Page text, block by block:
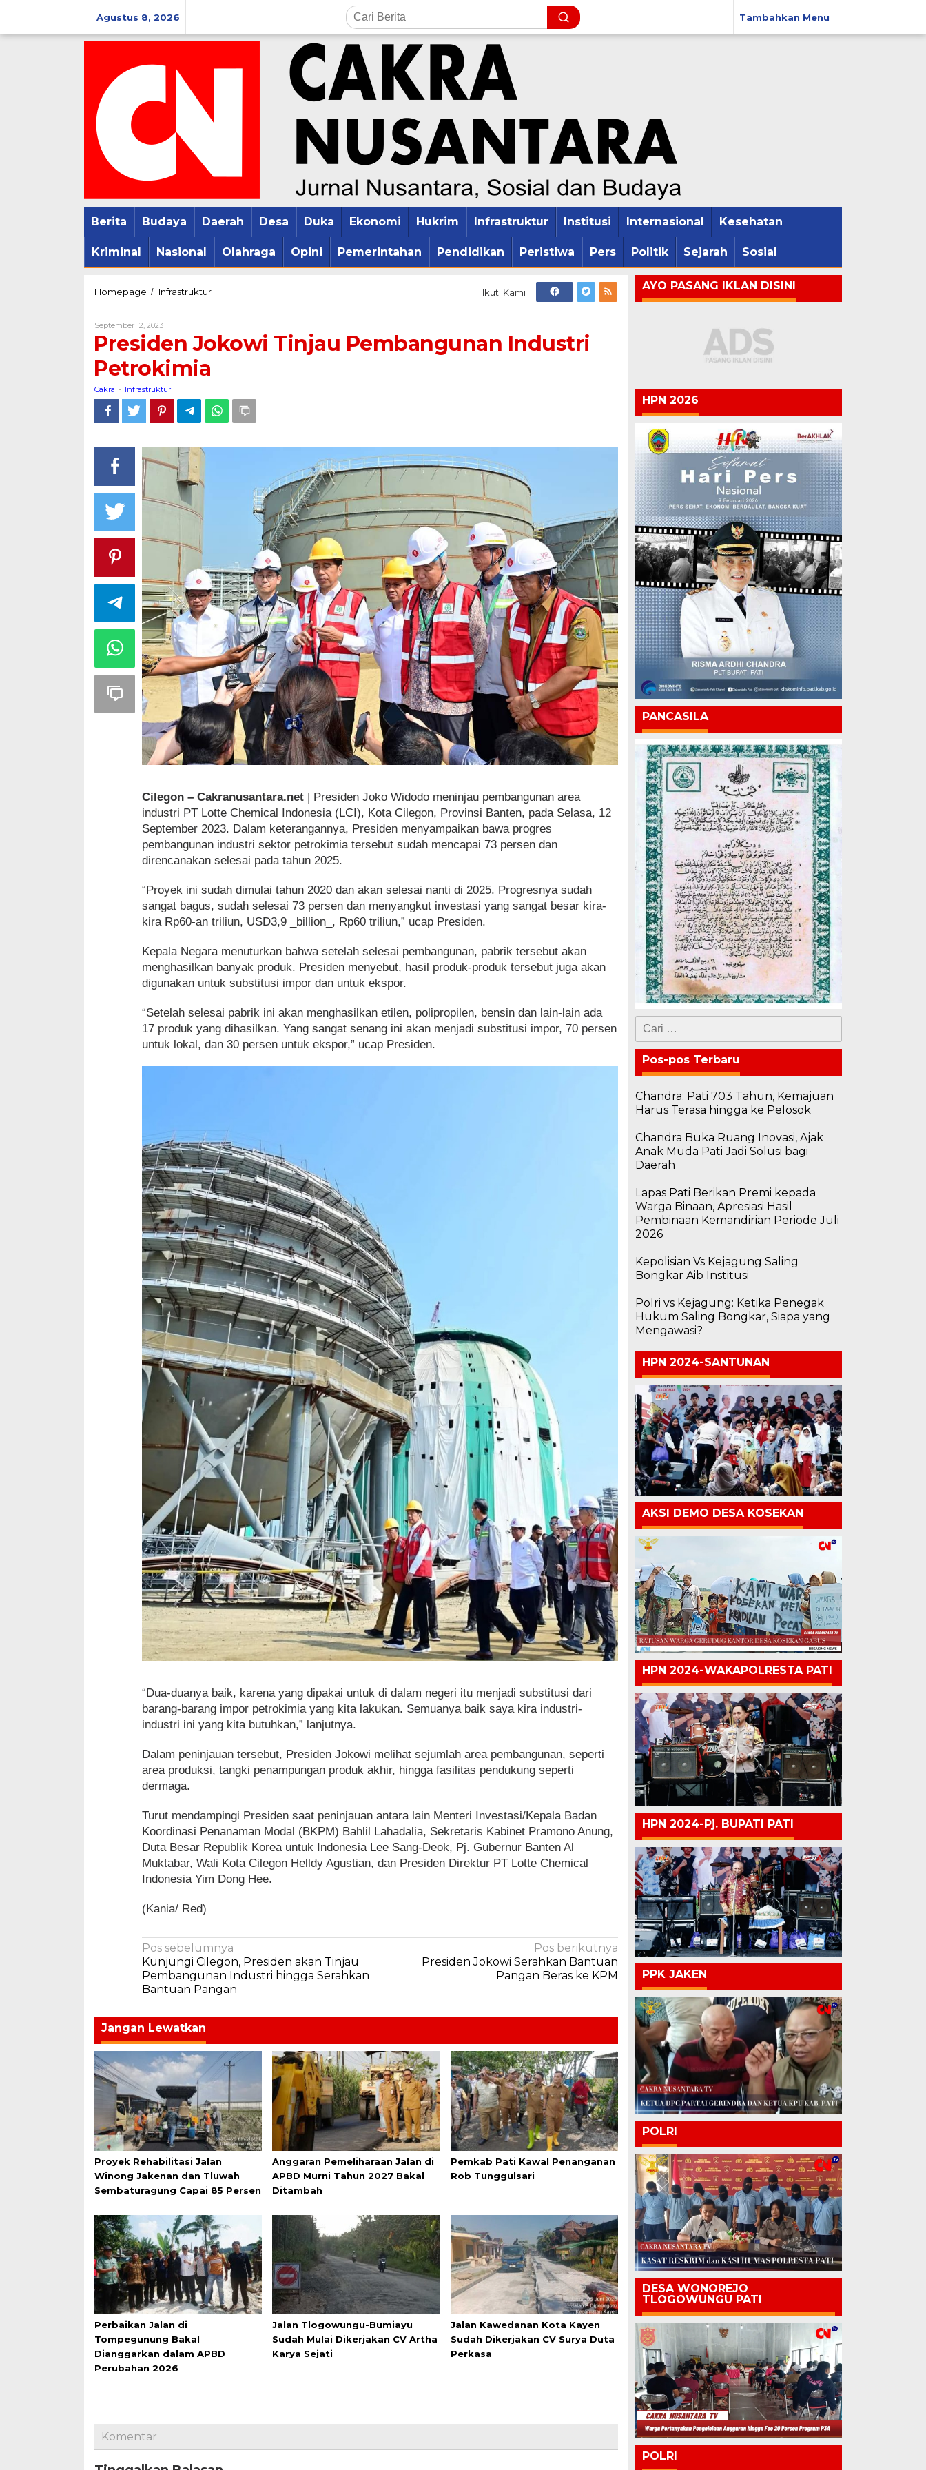
konten
Agustus 8, 2026 Tambahkan Menu
Berita Budaya Daerah Desa Duka Ekonomi Hukrim Infrastruktur Institusi Internasional Kesehatan
Kriminal Nasional Olahraga Opini Pemerintahan Pendidikan Peristiwa Pers Politik Sejarah Sosial
Homepage / InfrastrukturPresiden
Pembangunan
Industri
Ikuti Kami
September 12, 2023Oleh
Presiden Jokowi Tinjau Pembangunan Industri
Petrokimia
Cakra - Infrastruktur
Cilegon – Cakranusantara.net | Presiden Joko Widodo meninjau pembangunan area
industri PT Lotte Chemical Indonesia (LCI), Kota Cilegon, Provinsi Banten, pada Selasa, 12
September 2023. Dalam keterangannya, Presiden menyampaikan bawa progres
pembangunan industri sektor petrokimia tersebut sudah mencapai 73 persen dan
direncanakan selesai pada tahun 2025.
“Proyek ini sudah dimulai tahun 2020 dan akan selesai nanti di 2025. Progresnya sudah
sangat bagus, sudah selesai 73 persen dan menyangkut investasi yang sangat besar kira-
kira Rp60-an triliun, USD3,9 _billion_, Rp60 triliun,” ucap Presiden.
Kepala Negara menuturkan bahwa setelah selesai pembangunan, pabrik tersebut akan
menghasilkan banyak produk. Presiden menyebut, hasil produk-produk tersebut juga akan
digunakan untuk substitusi impor dan untuk ekspor.
“Setelah selesai pabrik ini akan menghasilkan etilen, polipropilen, bensin dan lain-lain ada
17 produk yang dihasilkan. Yang sangat senang ini akan menjadi substitusi impor, 70 persen
untuk lokal, dan 30 persen untuk ekspor,” ucap Presiden.
“Dua-duanya baik, karena yang dipakai untuk di dalam negeri itu menjadi substitusi dari
barang-barang impor petrokimia yang kita lakukan. Semuanya baik saya kira industri-
industri ini yang kita butuhkan,” lanjutnya.
Dalam peninjauan tersebut, Presiden Jokowi melihat sejumlah area pembangunan, seperti
area produksi, tangki penampungan produk akhir, hingga fasilitas pendukung seperti
dermaga.
Turut mendampingi Presiden saat peninjauan antara lain Menteri Investasi/Kepala Badan
Koordinasi Penanaman Modal (BKPM) Bahlil Lahadalia, Sekretaris Kabinet Pramono Anung,
Duta Besar Republik Korea untuk Indonesia Lee Sang-Deok, Pj. Gubernur Banten Al
Muktabar, Wali Kota Cilegon Helldy Agustian, dan Presiden Direktur PT Lotte Chemical
Indonesia Yim Dong Hee.
(Kania/ Red)
Navigasi
pos
Pos sebelumnya
Kunjungi Cilegon, Presiden akan Tinjau
Pembangunan Industri hingga Serahkan
Bantuan Pangan
Pos berikutnya
Presiden Jokowi Serahkan Bantuan
Pangan Beras ke KPM
Jangan Lewatkan
Proyek Rehabilitasi Jalan
Winong Jakenan dan Tluwah
Sembaturagung Capai 85 Persen
Anggaran Pemeliharaan Jalan di
APBD Murni Tahun 2027 Bakal
Ditambah
Pemkab Pati Kawal Penanganan
Rob Tunggulsari
Perbaikan Jalan di
Tompegunung Bakal
Dianggarkan dalam APBD
Perubahan 2026
Jalan Tlogowungu-Bumiayu
Sudah Mulai Dikerjakan CV Artha
Karya Sejati
Jalan Kawedanan Kota Kayen
Sudah Dikerjakan CV Surya Duta
Perkasa
Komentar
AYO PASANG IKLAN DISINI
HPN 2026
PANCASILA
Cari
untuk:
Pos-pos Terbaru
Chandra: Pati 703 Tahun, Kemajuan
Harus Terasa hingga ke Pelosok
Chandra Buka Ruang Inovasi, Ajak
Anak Muda Pati Jadi Solusi bagi
Daerah
Lapas Pati Berikan Premi kepada
Warga Binaan, Apresiasi Hasil
Pembinaan Kemandirian Periode Juli
2026
Kepolisian Vs Kejagung Saling
Bongkar Aib Institusi
Polri vs Kejagung: Ketika Penegak
Hukum Saling Bongkar, Siapa yang
Mengawasi?
HPN 2024-SANTUNAN
AKSI DEMO DESA KOSEKAN
HPN 2024-WAKAPOLRESTA PATI
HPN 2024-Pj. BUPATI PATI
PPK JAKEN
POLRI
DESA WONOREJO
TLOGOWUNGU PATI
POLRI